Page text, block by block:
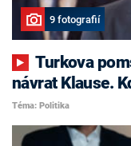
9 fotografií
Turkova pomsta, nekonfliktní Havlíček i
návrat Klause.
Téma: Politika